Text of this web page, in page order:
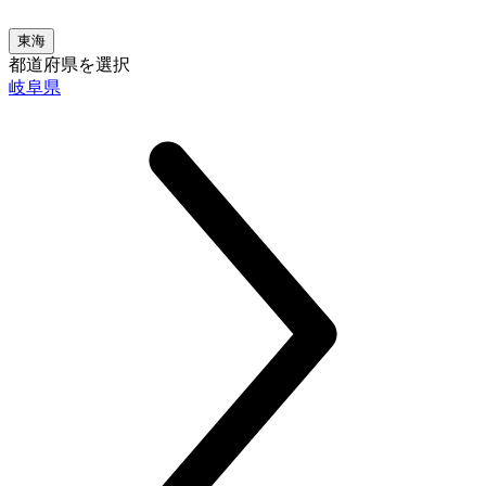
東海
都道府県を選択
岐阜県